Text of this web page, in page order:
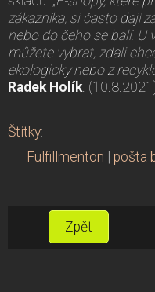
zákazníka, si často dají
nebo do čeho se balí. U
můžete vybrat, zdali
ekologicky nebo z
Radek Holík.
Štítky:
Fulfillmenton
pošta
Zpět